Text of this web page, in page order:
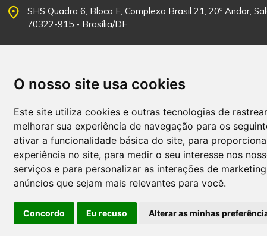
O nosso site usa cookies
Este site utiliza cookies e outras tecnologias de
melhorar sua experiência de navegação para os
ativar a funcionalidade básica do site, para
experiência no site, para medir o seu interesse nos
serviços e para personalizar as interações de marketing
anúncios que sejam mais relevantes para você.
Concordo Eu recuso Alterar as minhas
place
SHS Quadra 6, Bloco E, Complexo Brasil 21, 20º Andar,
70322-915 - Brasília/DF
schedule
Segunda-feira a Sexta-feira de 12h às 19h. Dúvidas e